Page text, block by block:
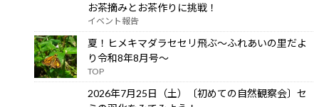
お茶摘みとお茶作りに挑戦！
イベント報告
夏！ヒメキマダラセセリ飛ぶ～ふれあいの里だよ
り令和8年8月号～
TOP
2026年7月25日（土）〔初めての自然観察会〕セ